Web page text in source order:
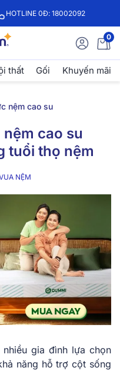
HOTLINE 0Đ: 18002092
0
thất Gối Khuyến mãi
nệm cao su
cao su
tuổi thọ nệm
NỆM
gia đình lựa chọn
năng hỗ trợ cột sống